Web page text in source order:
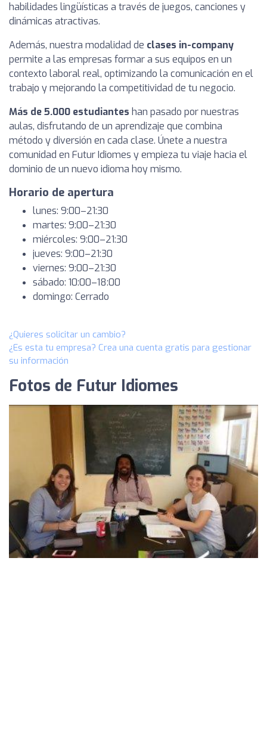
habilidades lingüísticas a través de juegos, canciones y
dinámicas atractivas.
Además, nuestra modalidad de clases in-company
permite a las empresas formar a sus equipos en un
contexto laboral real, optimizando la comunicación en el
trabajo y mejorando la competitividad de tu negocio.
Más de 5.000 estudiantes han pasado por nuestras
aulas, disfrutando de un aprendizaje que combina
método y diversión en cada clase. Únete a nuestra
comunidad en Futur Idiomes y empieza tu viaje hacia el
dominio de un nuevo idioma hoy mismo.
Horario de apertura
lunes: 9:00–21:30
martes: 9:00–21:30
miércoles: 9:00–21:30
jueves: 9:00–21:30
viernes: 9:00–21:30
sábado: 10:00–18:00
domingo: Cerrado
¿Quieres solicitar un cambio?
¿Es esta tu empresa? Crea una cuenta gratis para gestionar
su información
Fotos de Futur Idiomes